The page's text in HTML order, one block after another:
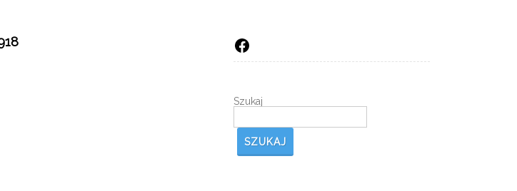
Szukaj
SZUKAJ